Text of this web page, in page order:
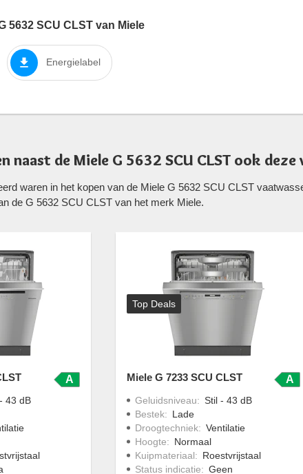
5632 SCU CLST van Miele
Energielabel
naast de Miele G 5632 SCU CLST ook
waren in het kopen van de Miele G 5632 SCU CLST
de G 5632 SCU CLST van het merk Miele.
A
43 dB
Top Deals
Miele G 7233 SCU CLST A
Geluidsniveau: Stil - 43 dB
Bestek: Lade
Droogtechniek: Ventilatie
Hoogte: Normaal
Kuipmateriaal: Roestvrijstaal
Status indicatie: Geen